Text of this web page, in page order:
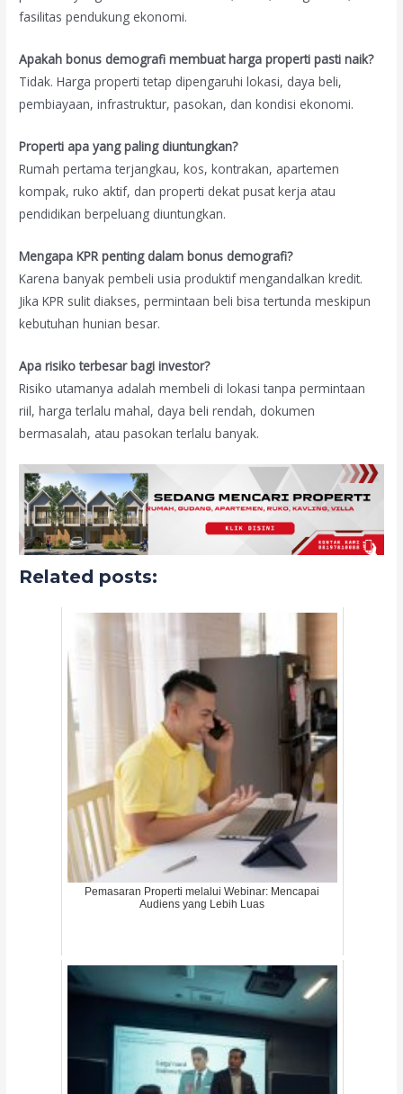
fasilitas pendukung ekonomi.
Apakah bonus demografi membuat harga properti pasti naik?
Tidak. Harga properti tetap dipengaruhi lokasi, daya beli,
pembiayaan, infrastruktur, pasokan, dan kondisi ekonomi.
Properti apa yang paling diuntungkan?
Rumah pertama terjangkau, kos, kontrakan, apartemen
kompak, ruko aktif, dan properti dekat pusat kerja atau
pendidikan berpeluang diuntungkan.
Mengapa KPR penting dalam bonus demografi?
Karena banyak pembeli usia produktif mengandalkan kredit.
Jika KPR sulit diakses, permintaan beli bisa tertunda meskipun
kebutuhan hunian besar.
Apa risiko terbesar bagi investor?
Risiko utamanya adalah membeli di lokasi tanpa permintaan
riil, harga terlalu mahal, daya beli rendah, dokumen
bermasalah, atau pasokan terlalu banyak.
Related posts:
Pemasaran Properti melalui Webinar: Mencapai
Audiens yang Lebih Luas